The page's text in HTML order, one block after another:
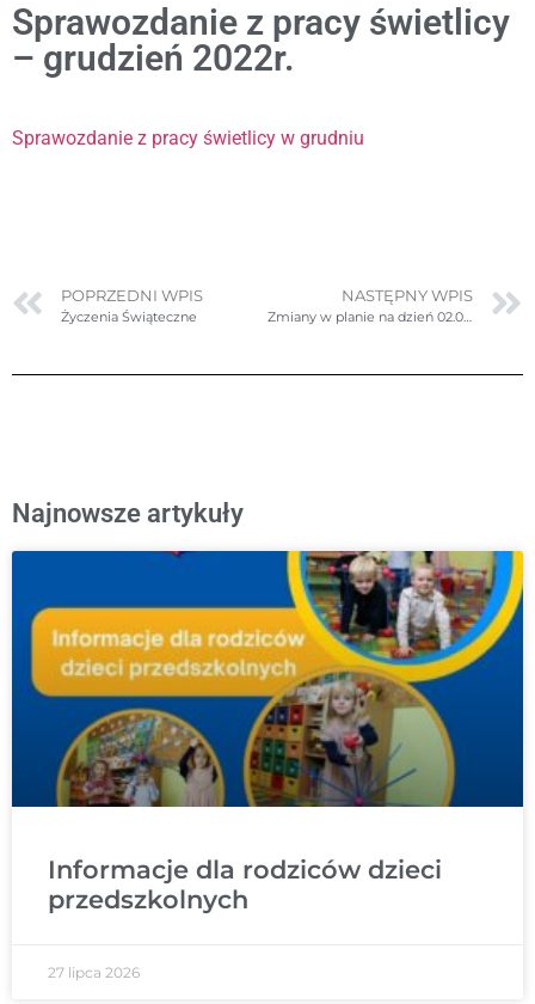
Sprawozdanie z pracy świetlicy
– grudzień 2022r.
Sprawozdanie z pracy świetlicy w grudniu
POPRZEDNI WPIS
Życzenia Świąteczne
NASTĘPNY WPIS
Zmiany w planie na dzień 02.01.2023r. poniedziałek
Najnowsze artykuły
Informacje dla rodziców dzieci
przedszkolnych
27 lipca 2026